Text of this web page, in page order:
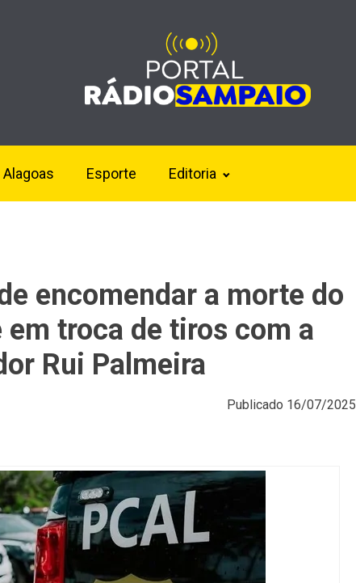
Alagoas Esporte Editoria
encomendar a morte do
troca de tiros com a
Rui Palmeira
Publicado 16/07/2025